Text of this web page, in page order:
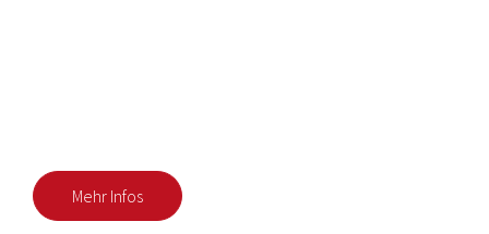
Mehr Infos